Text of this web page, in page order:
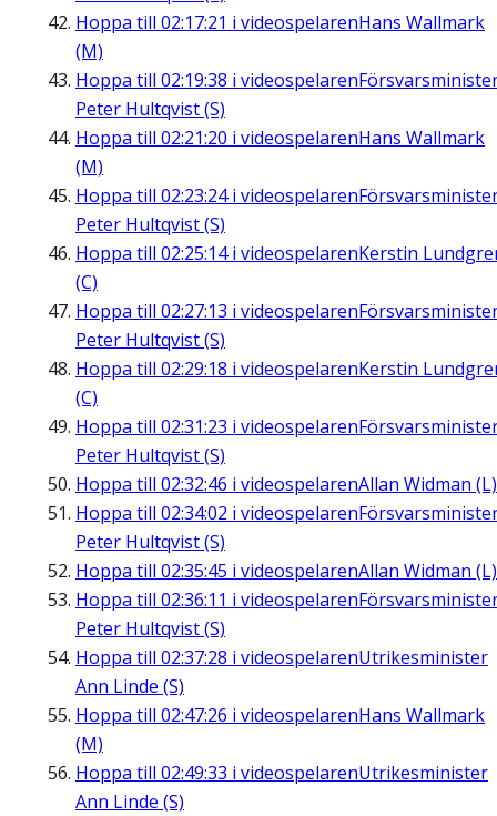
Hoppa till 02:17:21 i videospelarenHans Wallmark
(M)
Hoppa till 02:19:38 i videospelaren
Peter Hultqvist (S)
Hoppa till 02:21:20 i videospelarenHans Wallmark
(M)
Hoppa till 02:23:24i videospelaren
Peter Hultqvist (S)
Hoppa till 02:25:14i videospelarenKerstin
(C)
Hoppa till 02:27:13 i videospelaren
Peter Hultqvist (S)
Hoppa till 02:29:18 i videospelarenKerstin
(C)
Hoppa till 02:31:23 i videospelaren
Peter Hultqvist (S)
Hoppa till 02:32:46 i videospelarenAllan Widman (L)
Hoppa till 02:34:02 i videospelaren
Peter Hultqvist (S)
Hoppa till 02:35:45 i videospelarenAllan Widman (L)
Hoppa till 02:36:11 i videospelaren
Peter Hultqvist (S)
Hoppa till 02:37:28 i videospelarenUtrikesminister
Ann Linde (S)
Hoppa till 02:47:26 i videospelarenHans Wallmark
(M)
Hoppa till 02:49:33 i videospelarenUtrikesminister
Ann Linde (S)